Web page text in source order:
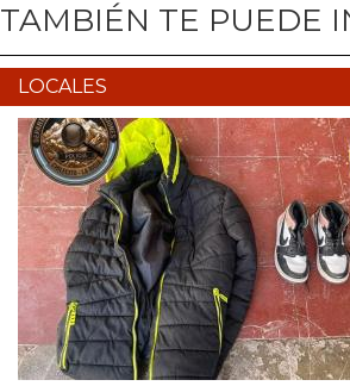
TAMBIÉN TE PUEDE
LOCALES